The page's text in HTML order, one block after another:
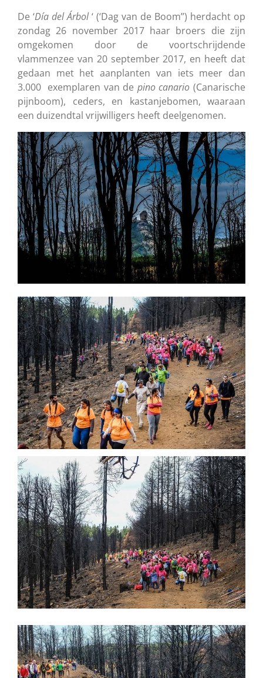
De ‘Día del Árbol‘ (‘Dag van de Boom’’) herdacht op
zondag 26 november 2017 haar broers die zijn
omgekomen door de voortschrijdende
vlammenzee van 20 september 2017, en heeft dat
gedaan met het aanplanten van iets meer dan
3.000 exemplaren van de pino canario (Canarische
pijnboom), ceders, en kastanjebomen, waaraan
een duizendtal vrijwilligers heeft deelgenomen.